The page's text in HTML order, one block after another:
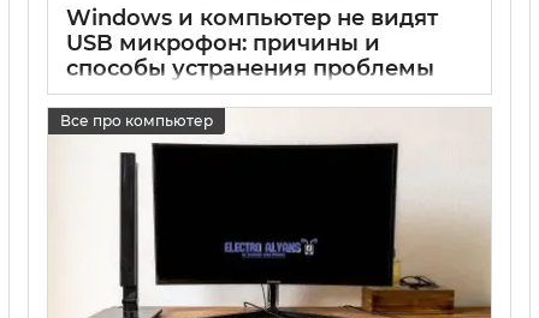
Windows и компьютер не видят
USB микрофон: причины и
способы устранения проблемы
17 05 2025 0
Все про компьютер